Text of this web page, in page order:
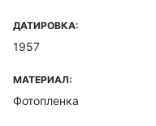
ДАТИРОВКА:
1957
МАТЕРИАЛ:
Фотопленка